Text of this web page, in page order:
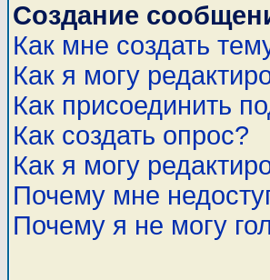
Создание
Как мне создать
Как я могу
Как присоединить
Как создать опрос?
Как я могу
Почему мне
Почему я не могу